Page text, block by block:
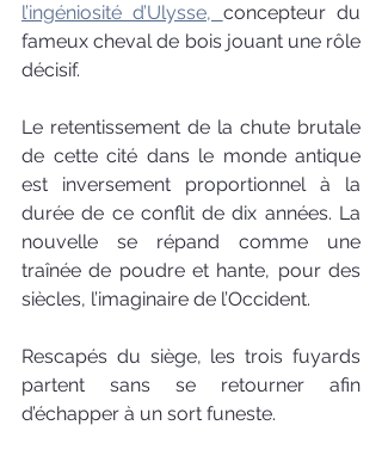
l’ingéniosité d’Ulysse, concepteur du
fameux cheval de bois jouant une rôle
décisif.
Le retentissement de la chute brutale
de cette cité dans le monde antique
est inversement proportionnel à la
durée de ce conflit de dix années. La
nouvelle se répand comme une
traînée de poudre et hante, pour des
siècles, l’imaginaire de l’Occident.
Rescapés du siège, les trois fuyards
partent sans se retourner afin
d’échapper à un sort funeste.